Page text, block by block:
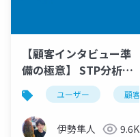
【顧客インタビュー準
備の極意】 STP分析と
モチベーショングラフ
の活用
ユーザー 顧客
伊勢隼人 9.6K